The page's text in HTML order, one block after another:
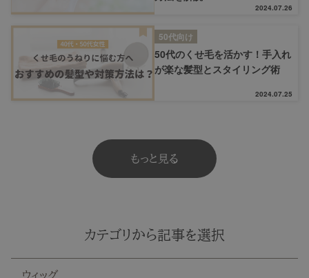
2024.07.26
50代向け
50代のくせ毛を活かす！手入れ
が楽な髪型とスタイリング術
2024.07.25
もっと見る
カテゴリから記事を選択
ウィッグ